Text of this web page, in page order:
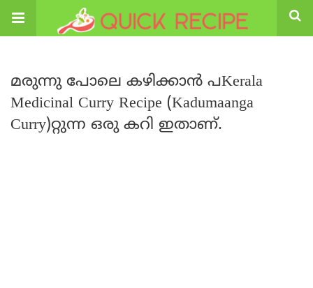
മരുന്നു പോലെ കഴിക്കാൻ പKerala
Medicinal Curry Recipe (Kadumaanga
Curry)റ്റുന്ന ഒരു കറി ഇതാണ്.